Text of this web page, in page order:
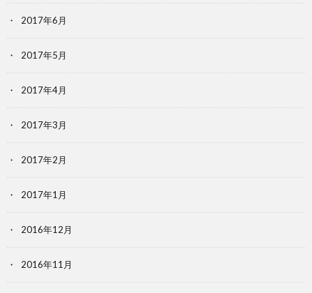
2017年6月
2017年5月
2017年4月
2017年3月
2017年2月
2017年1月
2016年12月
2016年11月